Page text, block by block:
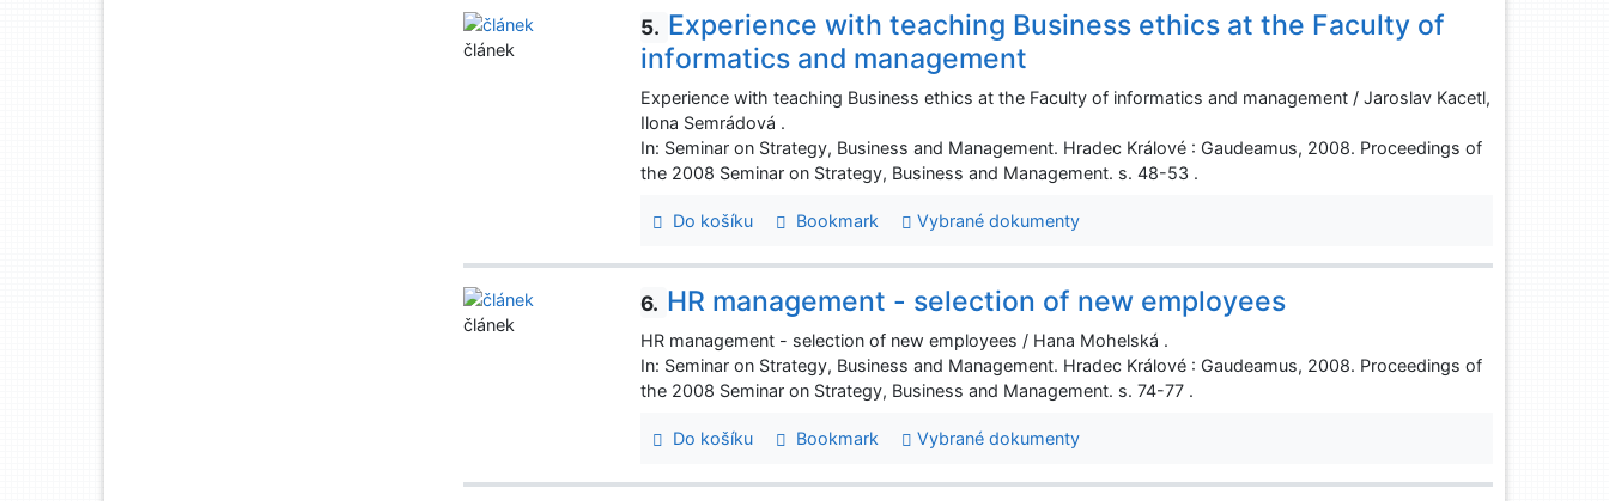
5. Experience with teaching Business ethics at the Faculty of
informatics and management
Experience with teaching Business ethics at the Faculty of informatics and management / Jaroslav Kacetl,
Ilona Semrádová .
In: Seminar on Strategy, Business and Management. Hradec Králové : Gaudeamus, 2008. Proceedings of
the 2008 Seminar on Strategy, Business and Management. s. 48-53 .
Do košíku Bookmark Vybrané dokumenty
článek
6. HR management - selection of new employees
HR management - selection of new employees / Hana Mohelská .
In: Seminar on Strategy, Business and Management. Hradec Králové : Gaudeamus, 2008. Proceedings of
the 2008 Seminar on Strategy, Business and Management. s. 74-77 .
Do košíku Bookmark Vybrané dokumenty
článek